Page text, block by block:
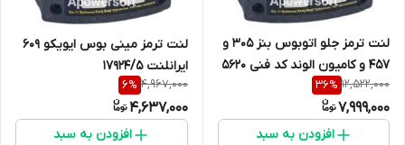
لنت ترمز جلو اتوبوس بنز 305 و
457 و کامیون الوند کد فنی 5620
ایران لنت
12,522,000
36%
7,999,000
افزودن به سبد
لنت ترمز مینی بوس ایویکو 609
ایرانلنت 17924/5
4,967,000
6%
4,637,000
افزودن به سبد